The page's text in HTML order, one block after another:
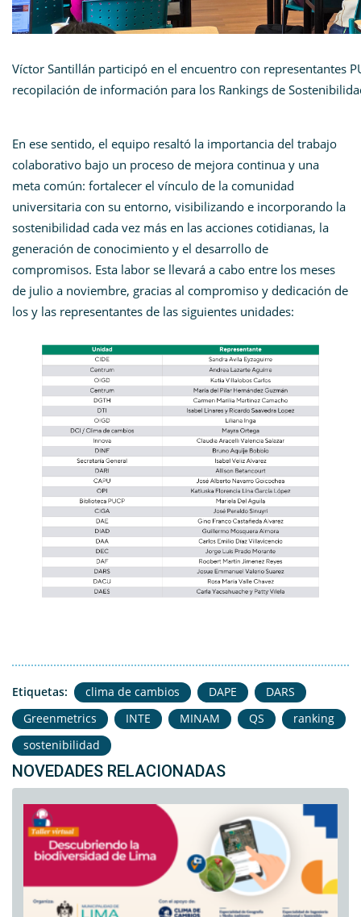
Víctor Santillán participó en el encuentro con representantes
recopilación de información para los Rankings de
En ese sentido, el equipo resaltó la importancia del trabajo
colaborativo bajo un proceso de mejora continua y una
meta común: fortalecer el vínculo de la comunidad
universitaria con su entorno, visibilizando e incorporando la
sostenibilidad cada vez más en las acciones cotidianas, la
generación de conocimiento y el desarrollo de
compromisos. Esta labor se llevará a cabo entre los meses
de julio a noviembre, gracias al compromiso y dedicación de
los y las representantes de las siguientes unidades:
Etiquetas: clima de cambios DAPE
DARS
Greenmetrics
INTE MINAM QS
ranking
sostenibilidad
NOVEDADES RELACIONADAS